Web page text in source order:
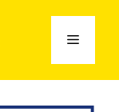
메